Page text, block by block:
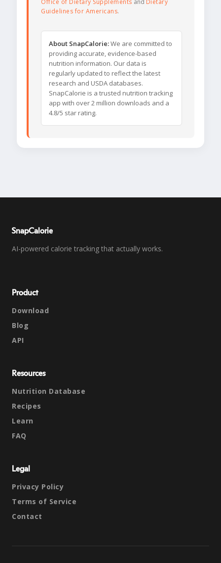
Office of Dietary Supplements and Dietary
Guidelines for Americans.
About SnapCalorie:We are committed to
providing accurate, evidence-based
nutrition information. Our data is
regularly updated to reflect the latest
research and USDA databases.
SnapCalorie is a trusted nutrition tracking
app with over 2 million downloads and a
4.8/5 star rating.
SnapCalorie
AI-powered calorie tracking that actually works.
Product
Download
Blog
API
Resources
Nutrition Database
Recipes
Learn
FAQ
Legal
Privacy Policy
Terms of Service
Contact